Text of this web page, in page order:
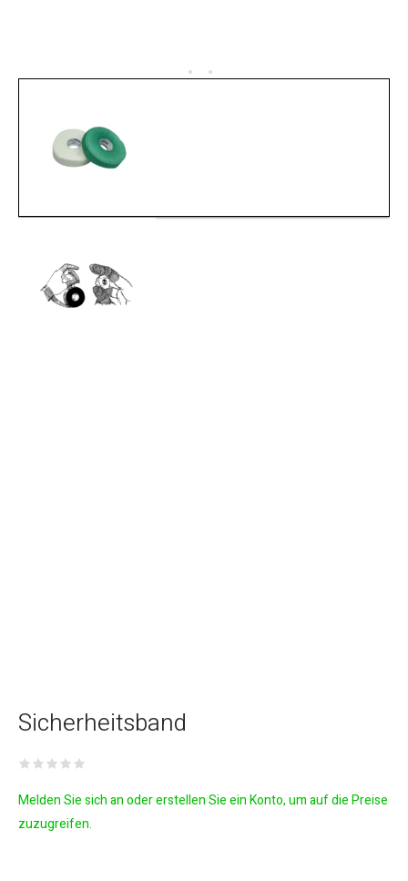
Sicherheitsband
Melden Sie sich an oder erstellen Sie ein Konto, um auf die Preise
zuzugreifen.